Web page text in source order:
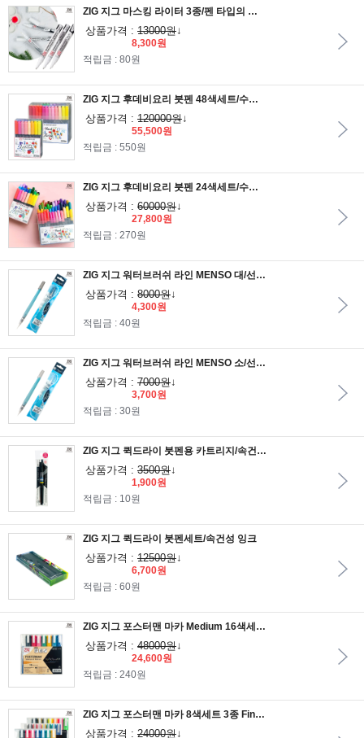
ZIG 지그 마스킹 라이터 3종/펜 타입의 마스킹액
상품가격 : 13000원↓
8,300원
적립금 : 80원
ZIG 지그 후데비요리 붓펜 48색세트/수성안료잉크를 사용한 소프트브러쉬 붓펜
상품가격 : 120000원↓
55,500원
적립금 : 550원
ZIG 지그 후데비요리 붓펜 24색세트/수성안료잉크를 사용한 소프트브러쉬 붓펜
상품가격 : 60000원↓
27,800원
적립금 : 270원
ZIG 지그 워터브러쉬 라인 MENSO 대/선화에 적합한 워터브러쉬
상품가격 : 8000원↓
4,300원
적립금 : 40원
ZIG 지그 워터브러쉬 라인 MENSO 소/선화에 적합한 워터브러쉬
상품가격 : 7000원↓
3,700원
적립금 : 30원
ZIG 지그 퀵드라이 붓펜용 카트리지/속건성 잉크
상품가격 : 3500원↓
1,900원
적립금 : 10원
ZIG 지그 퀵드라이 붓펜세트/속건성 잉크
상품가격 : 12500원↓
6,700원
적립금 : 60원
ZIG 지그 포스터맨 마카 Medium 16색세트/수성안료 잉크 페인트마카
상품가격 : 48000원↓
24,600원
적립금 : 240원
ZIG 지그 포스터맨 마카 8색세트 3종 Fine/Medium/수성안료 잉크 페인트마카
상품가격 : 24000원↓